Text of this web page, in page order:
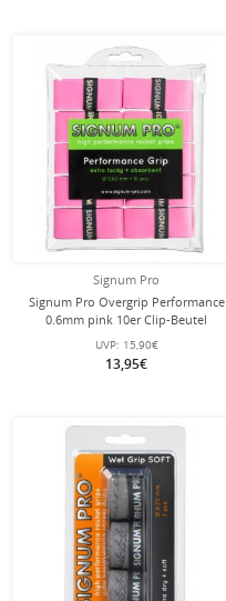
Signum Pro
Signum Pro Overgrip Performance
0.6mm pink 10er Clip-Beutel
UVP: 15,90€
13,95€